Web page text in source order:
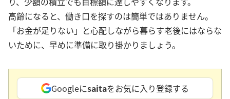
高齢になると、働き口を探すのは簡単ではありません。
「お金が足りない」と心配しながら暮らす老後にはならな
いために、早めに準備に取り掛かりましょう。
Googleにsaitaをお気に入り登録する